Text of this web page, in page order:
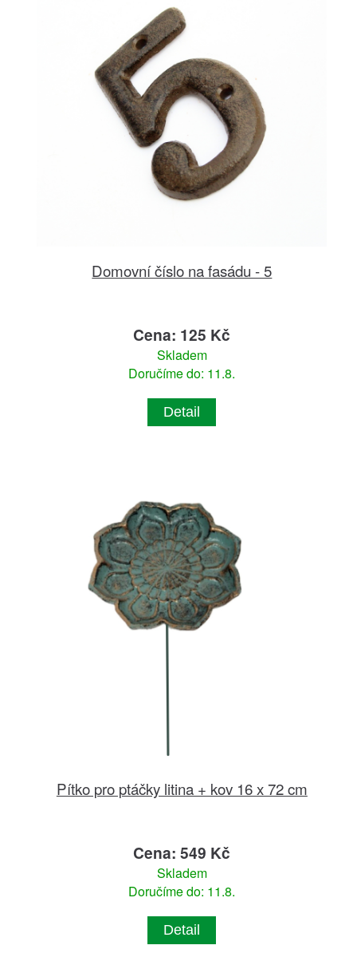
Domovní číslo na fasádu - 5
Cena: 125 Kč
Skladem
Doručíme do: 11.8.
Detail
Pítko pro ptáčky litina + kov 16 x 72 cm
Cena: 549 Kč
Skladem
Doručíme do: 11.8.
Detail